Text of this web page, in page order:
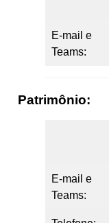
E-mail e
Teams:
Patrimônio:
E-mail e
Teams: